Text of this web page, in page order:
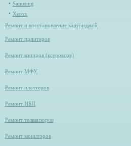
Samsung
Xerox
Ремонт и восстановление картриджей
Ремонт принтеров
Ремонт копиров (ксероксов)
Ремонт МФУ
Ремонт плоттеров
Ремонт ИБП
Ремонт телевизоров
Ремонт мониторов